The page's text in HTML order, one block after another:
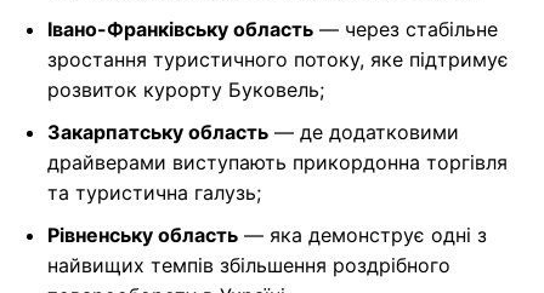
Івано-Франківську область — через стабільне
зростання туристичного потоку, яке підтримує
розвиток курорту Буковель;
Закарпатську область — де додатковими
драйверами виступають прикордонна торгівля
та туристична галузь;
Рівненську область — яка демонструє одні з
найвищих темпів збільшення роздрібного